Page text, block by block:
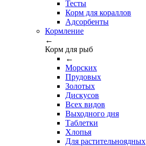
Тесты
Корм для кораллов
Адсорбенты
Кормление
←
Корм для рыб
←
Морских
Прудовых
Золотых
Дискусов
Всех видов
Выходного дня
Таблетки
Хлопья
Для растительноядных